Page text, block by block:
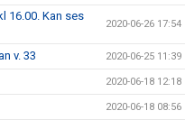
16.00. Kan ses
2020-06-26 17:54
v. 33 2020-06-25 11:39
2020-06-18 12:18
2020-06-18 08:56